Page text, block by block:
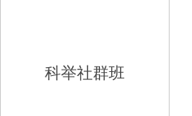
科举社群班